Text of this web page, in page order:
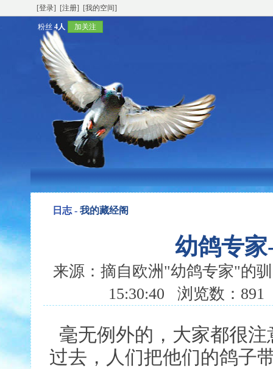
[登录] [注册] [我的空间]
粉丝 4人 加关注
日志 - 我的藏经阁
幼鸽专
来源：摘自欧洲"幼鸽专家"的
15:30:40 浏览数：
毫无例外的，大家都很
过去，人们把他们的鸽子